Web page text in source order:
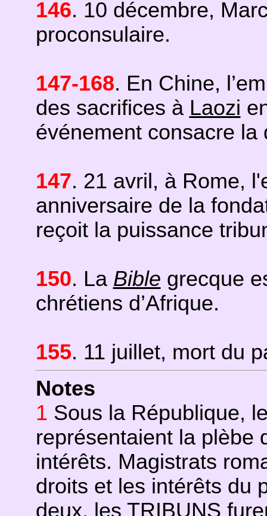
146. 10 décembre,
proconsulaire.
147-168. En Chine,
des sacrifices à Laozi
événement consacre la
147. 21 avril, à Rome,
anniversaire de la
reçoit la puissance
150. La Bible grecque
chrétiens d’Afrique.
155. 11 juillet, mort du
Notes
1 Sous la République,
représentaient la plèbe
intérêts. Magistrats
droits et les intérêts du
deux, les TRIBUNS